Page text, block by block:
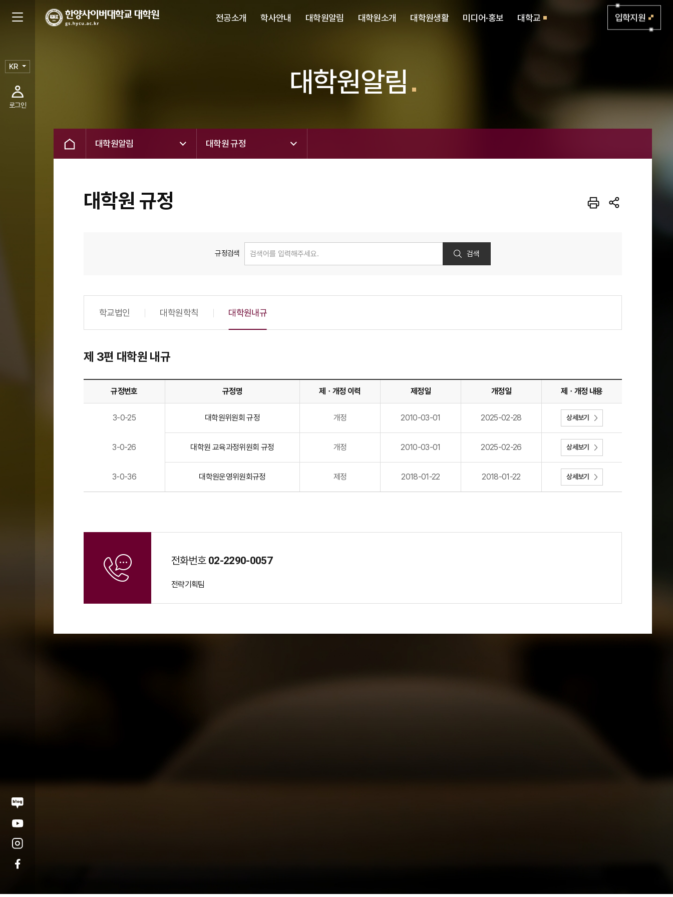
전공소개 학사안내 대학원알림 대학원소개 대학원생활 미디어·홍보 대학교 입학지원
KR
로그인
대학원알림
대학원알림 대학원 규정
대학원 규정
규정검색 검색
학교법인 대학원학칙 대학원내규
제 3편 대학원 내규
규
규정번호 규정명 제ㆍ개정 이력 제정일 개정일 제ㆍ개정 내용
3-0-25 대학원위원회 규정 개정 2010-03-01 2025-02-28 상세보기
3-0-26 대학원 교육과정위원회 규정 개정 2010-03-01 2025-02-26 상세보기
3-0-36 대학원운영위원회규정 제정 2018-01-22 2018-01-22 상세보기
전화번호 02-2290-0057
전략기획팀